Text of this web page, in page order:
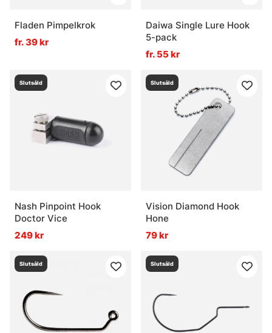
Fladen Pimpelkrok
fr. 39 kr
Daiwa Single Lure Hook
5-pack
fr. 55 kr
Slutsåld
Nash Pinpoint Hook
Doctor Vice
249 kr
Slutsåld
Vision Diamond Hook
Hone
79 kr
Slutsåld Slutsåld